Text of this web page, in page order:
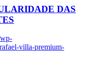
DAS
villa-premium-